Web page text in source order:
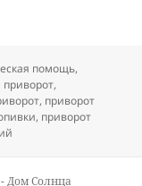
помощь,
,
, приворот
, приворот